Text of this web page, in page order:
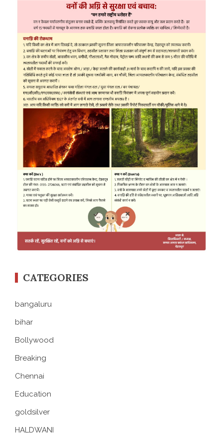
CATEGORIES
bangaluru
bihar
Bollywood
Breaking
Chennai
Education
goldsilver
HALDWANI